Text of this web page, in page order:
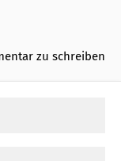
zu schreiben